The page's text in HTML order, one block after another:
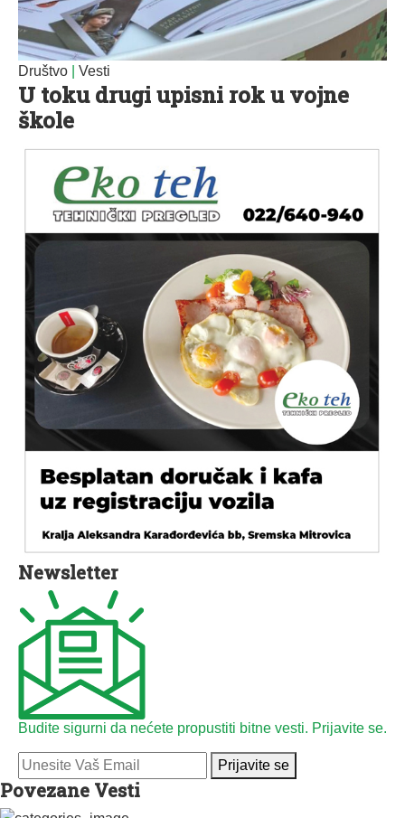
Društvo Vesti
U toku drugi upisni rok u vojne
škole
Newsletter
Budite sigurni da nećete propustiti bitne vesti. Prijavite se.
Prijavite se
Povezane Vesti